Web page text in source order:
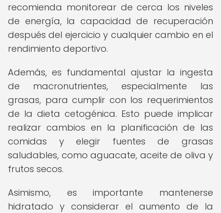
recomienda monitorear de cerca los niveles
de energía, la capacidad de recuperación
después del ejercicio y cualquier cambio en el
rendimiento deportivo.
Además, es fundamental ajustar la ingesta
de macronutrientes, especialmente las
grasas, para cumplir con los requerimientos
de la dieta cetogénica. Esto puede implicar
realizar cambios en la planificación de las
comidas y elegir fuentes de grasas
saludables, como aguacate, aceite de oliva y
frutos secos.
Asimismo, es importante mantenerse
hidratado y considerar el aumento de la